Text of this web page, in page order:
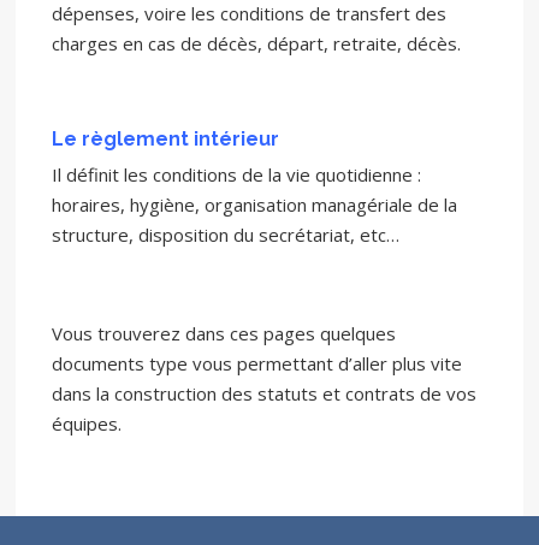
dépenses, voire les conditions de transfert des
charges en cas de décès, départ, retraite, décès.
Le règlement intérieur
Il définit les conditions de la vie quotidienne :
horaires, hygiène, organisation managériale de la
structure, disposition du secrétariat, etc…
Vous trouverez dans ces pages quelques
documents type vous permettant d’aller plus vite
dans la construction des statuts et contrats de vos
équipes.